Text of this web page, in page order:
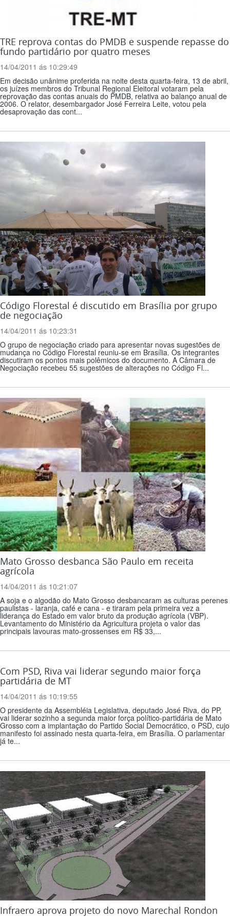
TRE reprova contas do PMDB e suspende repasse do
fundo partidário por quatro meses
14/04/2011 ás 10:29:49
Em decisão unânime proferida na noite desta quarta-feira, 13 de abril,
os juízes membros do Tribunal Regional Eleitoral votaram pela
reprovação das contas anuais do PMDB, relativa ao balanço anual de
2006. O relator, desembargador José Ferreira Leite, votou pela
desaprovação das cont...
Código Florestal é discutido em Brasília por grupo
de negociação
14/04/2011 ás 10:23:31
O grupo de negociação criado para apresentar novas sugestões de
mudança no Código Florestal reuniu-se em Brasília. Os integrantes
discutiram os pontos mais polêmicos do documento. A Câmara de
Negociação recebeu 55 sugestões de alterações no Código Fl...
Mato Grosso desbanca São Paulo em receita
agrícola
14/04/2011 ás 10:21:07
A soja e o algodão do Mato Grosso desbancaram as culturas perenes
paulistas - laranja, café e cana - e tiraram pela primeira vez a
liderança do Estado em valor bruto da produção agrícola (VBP).
Levantamento do Ministério da Agricultura projeta o valor das
principais lavouras mato-grossenses em R$ 33,...
Com PSD, Riva vai liderar segundo maior força
partidária de MT
14/04/2011 ás 10:19:55
O presidente da Assembléia Legislativa, deputado José Riva, do PP,
vai liderar sozinho a segunda maior força político-partidária de Mato
Grosso com a implantação do Partido Social Democrático, o PSD, cujo
manifesto foi assinado nesta quarta-feira, em Brasília. O parlamentar
já te...
Infraero aprova projeto do novo Marechal Rondon